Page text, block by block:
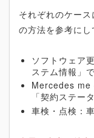
それぞれのケー
の方法を参考にし
ソフトウェア
ステム情報」
Mercedes me
「契約ステー
車検・点検：